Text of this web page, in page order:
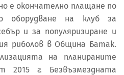
е окончателно плащане по
оборудване на клуб за
и за популяризиране и
риболов в Община Батак.
на планираните
2015 г. Безвъзмездната